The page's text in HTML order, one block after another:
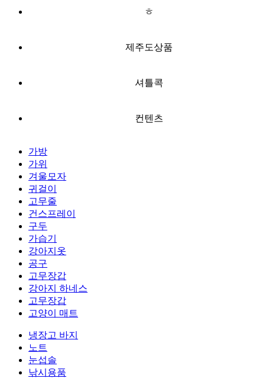
ㅎ
제주도상품
셔틀콕
컨텐츠
가방
가위
겨울모자
귀걸이
고무줄
건스프레이
구두
가습기
강아지옷
공구
고무장갑
강아지 하네스
고무장갑
고양이 매트
냉장고 바지
노트
눈섭솔
낚시용품